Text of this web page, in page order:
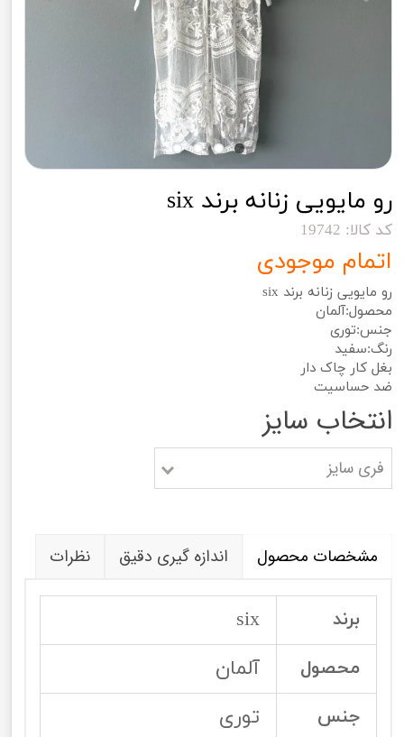
رو مایویی زنانه برند six
کد کالا: 19742
اتمام موجودی
رو مایویی زنانه برند six
محصول:آلمان
جنس:توری
رنگ:سفید
بغل کار چاک دار
ضد حساسیت
انتخاب سایز
فری سایز
مشخصات محصول اندازه گیری دقیق نظرات
برند six
محصول آلمان
جنس توری